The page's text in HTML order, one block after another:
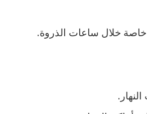
خلال ساعات الذروة.